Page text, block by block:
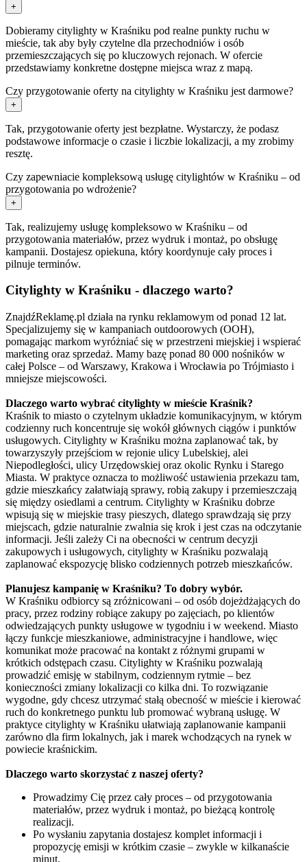
+
Dobieramy citylighty w Kraśniku pod realne punkty ruchu w
mieście, tak aby były czytelne dla przechodniów i osób
przemieszczających się po kluczowych rejonach. W ofercie
przedstawiamy konkretne dostępne miejsca wraz z mapą.
Czy przygotowanie oferty na citylighty w Kraśniku jest darmowe?
+
Tak, przygotowanie oferty jest bezpłatne. Wystarczy, że podasz
podstawowe informacje o czasie i liczbie lokalizacji, a my zrobimy
resztę.
Czy zapewniacie kompleksową usługę citylightów w Kraśniku – od
przygotowania po wdrożenie?
+
Tak, realizujemy usługę kompleksowo w Kraśniku – od
przygotowania materiałów, przez wydruk i montaż, po obsługę
kampanii. Dostajesz opiekuna, który koordynuje cały proces i
pilnuje terminów.
Citylighty w Kraśniku - dlaczego warto?
ZnajdźReklamę.pl działa na rynku reklamowym od ponad 12 lat.
Specjalizujemy się w kampaniach outdoorowych (OOH),
pomagając markom wyróżniać się w przestrzeni miejskiej i wspierać
marketing oraz sprzedaż. Mamy bazę ponad 80 000 nośników w
całej Polsce – od Warszawy, Krakowa i Wrocławia po Trójmiasto i
mniejsze miejscowości.
Dlaczego warto wybrać citylighty w mieście Kraśnik?
Kraśnik to miasto o czytelnym układzie komunikacyjnym, w którym
codzienny ruch koncentruje się wokół głównych ciągów i punktów
usługowych. Citylighty w Kraśniku można zaplanować tak, by
towarzyszyły przejściom w rejonie ulicy Lubelskiej, alei
Niepodległości, ulicy Urzędowskiej oraz okolic Rynku i Starego
Miasta. W praktyce oznacza to możliwość ustawienia przekazu tam,
gdzie mieszkańcy załatwiają sprawy, robią zakupy i przemieszczają
się między osiedlami a centrum. Citylighty w Kraśniku dobrze
wpisują się w miejskie trasy pieszych, dlatego sprawdzają się przy
miejscach, gdzie naturalnie zwalnia się krok i jest czas na odczytanie
informacji. Jeśli zależy Ci na obecności w centrum decyzji
zakupowych i usługowych, citylighty w Kraśniku pozwalają
zaplanować ekspozycję blisko codziennych potrzeb mieszkańców.
Planujesz kampanię w Kraśniku? To dobry wybór.
W Kraśniku odbiorcy są zróżnicowani – od osób dojeżdżających do
pracy, przez rodziny robiące zakupy po zajęciach, po klientów
odwiedzających punkty usługowe w tygodniu i w weekend. Miasto
łączy funkcje mieszkaniowe, administracyjne i handlowe, więc
komunikat może pracować na kontakt z różnymi grupami w
krótkich odstępach czasu. Citylighty w Kraśniku pozwalają
prowadzić emisję w stabilnym, codziennym rytmie – bez
konieczności zmiany lokalizacji co kilka dni. To rozwiązanie
wygodne, gdy chcesz utrzymać stałą obecność w mieście i kierować
ruch do konkretnego punktu lub promować wybraną usługę. W
praktyce citylighty w Kraśniku ułatwiają zaplanowanie kampanii
zarówno dla firm lokalnych, jak i marek wchodzących na rynek w
powiecie kraśnickim.
Dlaczego warto skorzystać z naszej oferty?
Prowadzimy Cię przez cały proces – od przygotowania
materiałów, przez wydruk i montaż, po bieżącą kontrolę
realizacji.
Po wysłaniu zapytania dostajesz komplet informacji i
propozycję emisji w krótkim czasie – zwykle w kilkanaście
minut.